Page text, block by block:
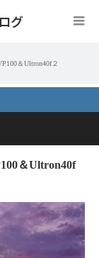
グ
＆Ultron40f２
＆Ultron40f